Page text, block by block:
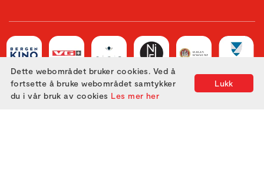
Lukk
Dette webområdet bruker cookies. Ved å
fortsette å bruke webområdet samtykker
du i vår bruk av cookies Les mer her